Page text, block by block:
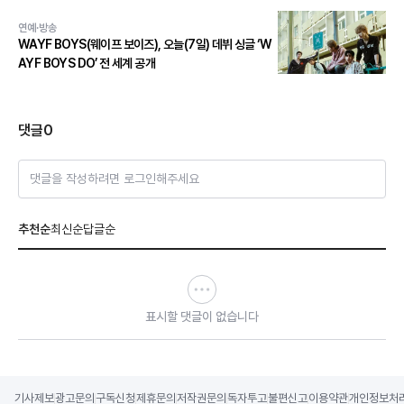
연예·방송
WAYF BOYS(웨이프 보이즈), 오늘(7일) 데뷔 싱글 ‘W
AYF BOYS DO’ 전 세계 공개
댓글0
댓글을 작성하려면 로그인해주세요
추천순최신순답글순
표시할 댓글이 없습니다
기사제보광고문의 구독신청제휴문의 저작권문의 독자투고불편신고이용약관개인정보처